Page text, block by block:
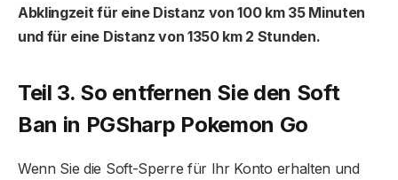
Abklingzeit für eine Distanz von 100 km 35 Minuten
und für eine Distanz von 1350 km 2 Stunden.
Teil 3. So entfernen Sie den Soft
Ban in PGSharp Pokemon Go
Wenn Sie die Soft-Sperre für Ihr Konto erhalten und